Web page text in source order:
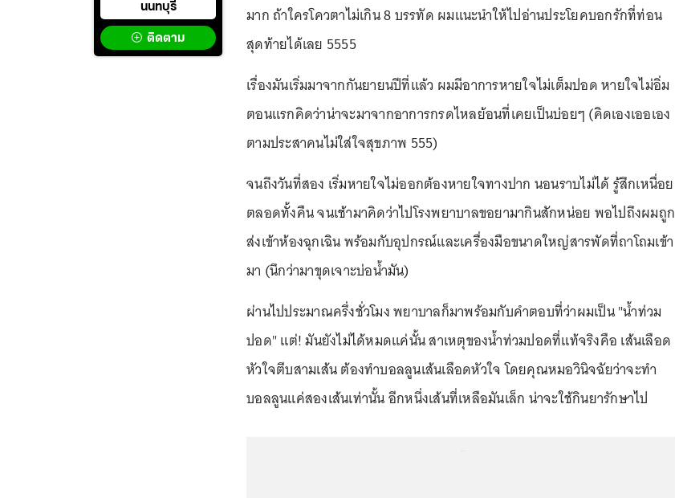
นนทบุรี
ติดตาม
มาก ถ้าใครโควตาไม่เกิน 8 บรรทัด ผมแนะนำให้ไปอ่านประโยคบอกรักที่ท่อน
สุดท้ายได้เลย 5555
เรื่องมันเริ่มมาจากกันยายนปีที่แล้ว ผมมีอาการหายใจไม่เต็มปอด หายใจไม่อิ่ม
ตอนแรกคิดว่าน่าจะมาจากอาการกรดไหลย้อนที่เคยเป็นบ่อยๆ (คิดเองเออเอง
ตามประสาคนไม่ใส่ใจสุขภาพ 555)
จนถึงวันที่สอง เริ่มหายใจไม่ออกต้องหายใจทางปาก นอนราบไม่ได้ รู้สึกเหนื่อย
ตลอดทั้งคืน จนเช้ามาคิดว่าไปโรงพยาบาลขอยามากินสักหน่อย พอไปถึงผมถูก
ส่งเข้าห้องฉุกเฉิน พร้อมกับอุปกรณ์และเครื่องมือขนาดใหญ่สารพัดที่ถาโถมเข้า
มา (นึกว่ามาขุดเจาะบ่อน้ำมัน)
ผ่านไปประมาณครึ่งชั่วโมง พยาบาลก็มาพร้อมกับคำตอบที่ว่าผมเป็น "น้ำท่วม
ปอด" แต่! มันยังไม่ได้หมดแค่นั้น สาเหตุของน้ำท่วมปอดที่แท้จริงคือ เส้นเลือด
หัวใจตีบสามเส้น ต้องทำบอลลูนเส้นเลือดหัวใจ โดยคุณหมอวินิจฉัยว่าจะทำ
บอลลูนแค่สองเส้นเท่านั้น อีกหนึ่งเส้นที่เหลือมันเล็ก น่าจะใช้กินยารักษาไป